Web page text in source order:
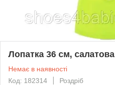
Лопатка 36 см, салатова
Немає в наявності
Код: 182314
Роздріб